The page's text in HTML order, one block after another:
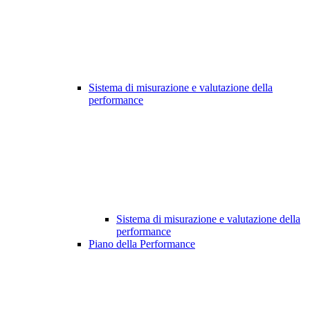
Sistema di misurazione e valutazione della
performance
Sistema di misurazione e valutazione della
performance
Piano della Performance